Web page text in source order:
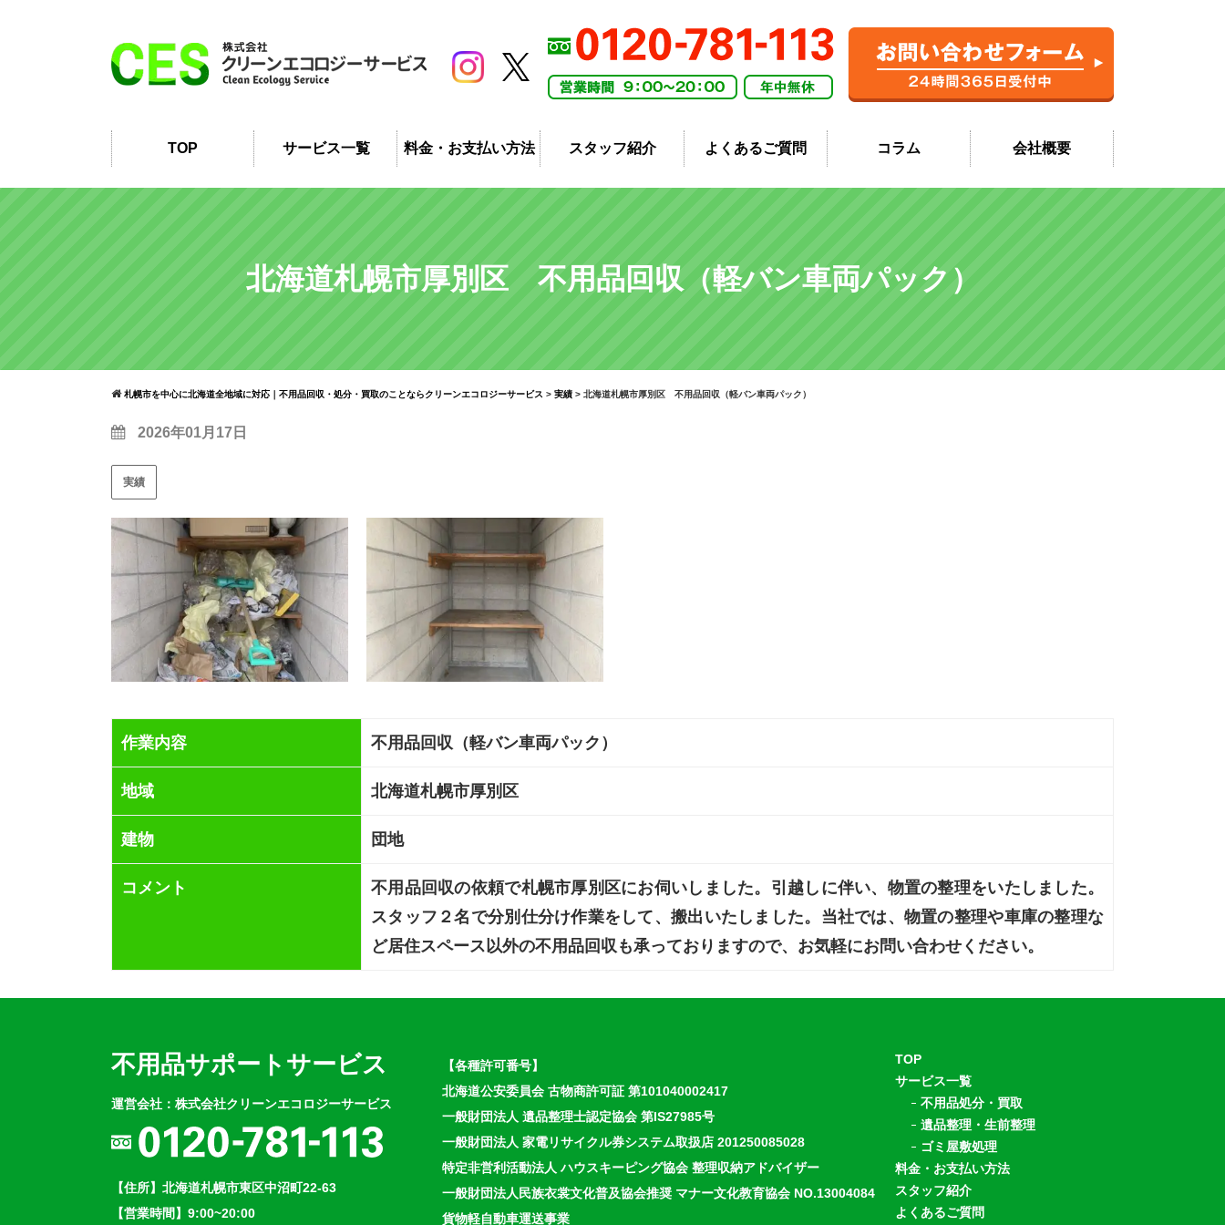
TOP サービス一覧 料金・お支払い方法 スタッフ紹介 よくあるご質問 コラム 会社概要
北海道札幌市厚別区 不用品回収（軽バン車両パック）
札幌市を中心に北海道全地域に対応｜不用品回収・処分・買取のことならクリーンエコロジーサービス > 実績 > 北海道札幌市厚別区 不用品回収（軽バン車両パック）
2026年01月17日
実績
作業内容 不用品回収（軽バン車両パック）
地域 北海道札幌市厚別区
建物 団地
コメント
不用品回収の依頼で札幌市厚別区にお伺いしました。引越しに伴い、物置の整理をいたしました。
スタッフ２名で分別仕分け作業をして、搬出いたしました。当社では、物置の整理や車庫の整理な
ど居住スペース以外の不用品回収も承っておりますので、お気軽にお問い合わせください。
不用品サポートサービス
運営会社：株式会社クリーンエコロジーサービス
【住所】北海道札幌市東区中沼町22-63
【営業時間】9:00~20:00
【各種許可番号】
北海道公安委員会 古物商許可証 第101040002417
一般財団法人 遺品整理士認定協会 第IS27985号
一般財団法人 家電リサイクル券システム取扱店 201250085028
特定非営利活動法人 ハウスキーピング協会 整理収納アドバイザー
一般財団法人民族衣裳文化普及協会推奨 マナー文化教育協会 NO.13004084
貨物軽自動車運送事業
TOP
サービス一覧
不用品処分・買取
遺品整理・生前整理
ゴミ屋敷処理
料金・お支払い方法
スタッフ紹介
よくあるご質問